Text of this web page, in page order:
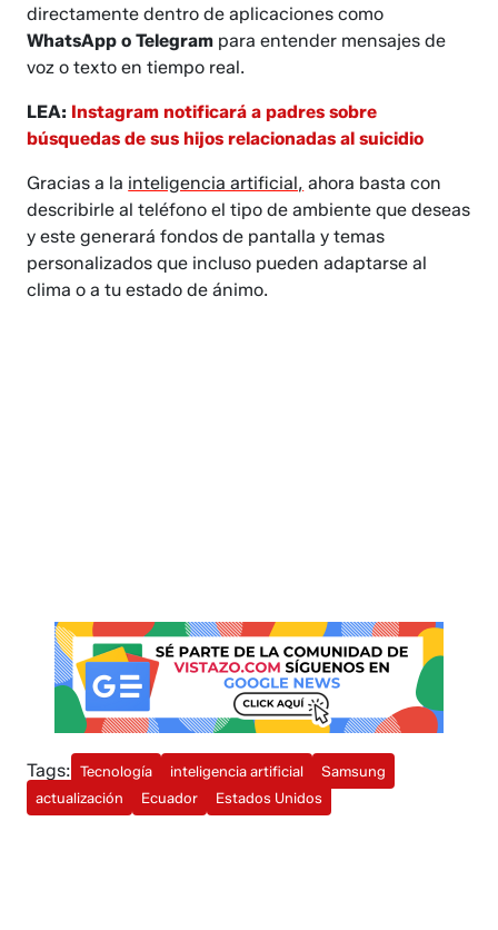
directamente dentro de aplicaciones como
WhatsApp o Telegram para entender mensajes de
voz o texto en tiempo real.
LEA: Instagram notificará a padres sobre
búsquedas de sus hijos relacionadas al suicidio
Gracias a la inteligencia artificial, ahora basta con
describirle al teléfono el tipo de ambiente que deseas
y este generará fondos de pantalla y temas
personalizados que incluso pueden adaptarse al
clima o a tu estado de ánimo.
Tags: Tecnología inteligencia artificial
Samsung
actualización
Ecuador Estados Unidos